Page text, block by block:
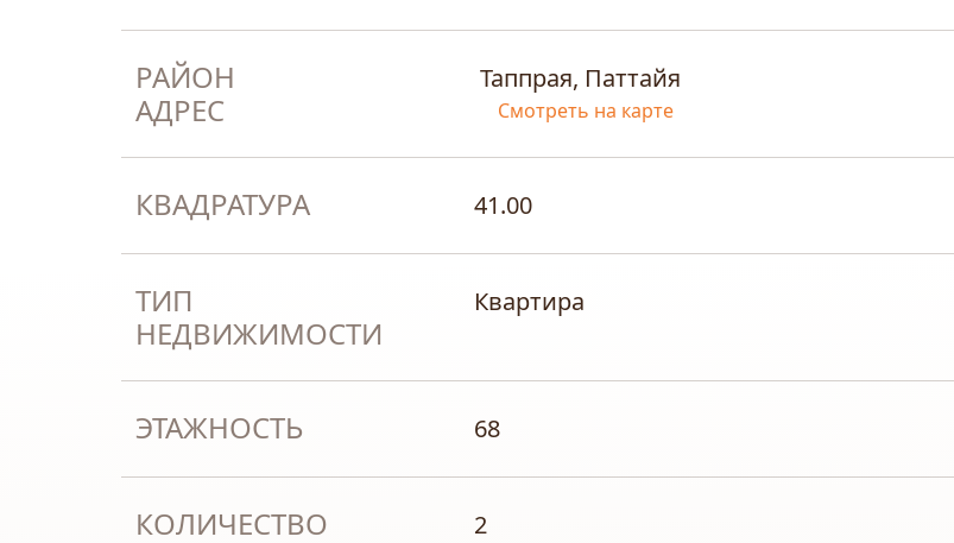
РАЙОН
АДРЕС
Таппрая, Паттайя
Смотреть на карте
КВАДРАТУРА 41.00
ТИП
НЕДВИЖИМОСТИ
Квартира
ЭТАЖНОСТЬ 68
КОЛИЧЕСТВО
2